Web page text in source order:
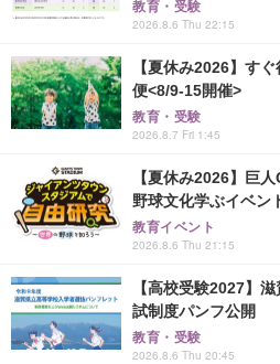
教育・受験
2026.8.6 Thu 22:15
【夏休み2026】す
便<8/9-15開催>
教育・受験
2026.8.7 Fri 1:45
【夏休み2026】巨
野球文化学ぶイベン
教育イベント
2026.8.6 Thu 21:15
【高校受験2027】
試制度パンフ公開
教育・受験
2026.8.6 Thu 20:45